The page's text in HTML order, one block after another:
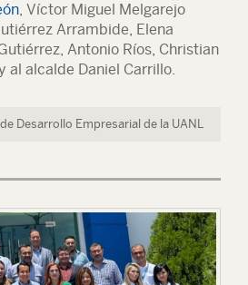
, Víctor Miguel Melgarejo
Arrambide, Elena
Antonio Ríos, Christian
al alcalde Daniel Carrillo.
Desarrollo Empresarial de la UANL